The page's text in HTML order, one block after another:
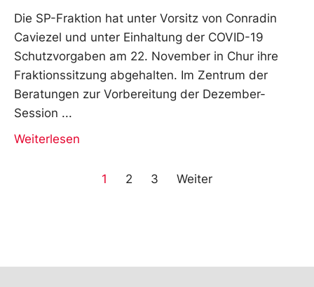
Die SP-Fraktion hat unter Vorsitz von Conradin
Caviezel und unter Einhaltung der COVID-19
Schutzvorgaben am 22. November in Chur ihre
Fraktionssitzung abgehalten. Im Zentrum der
Beratungen zur Vorbereitung der Dezember-
Session
Weiterlesen
1 2 3 Weiter